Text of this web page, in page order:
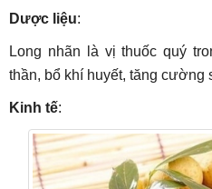
Dược liệu:
Long nhãn là vị thuốc quý
thần, bổ khí huyết, tăng cường
Kinh tế: